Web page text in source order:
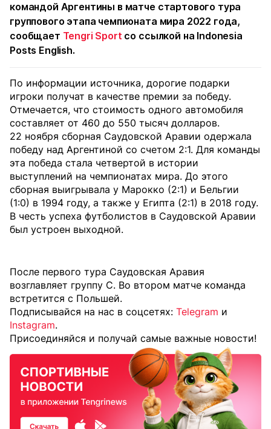
командой Аргентины в матче стартового тура
группового этапа чемпионата мира 2022 года,
сообщает Tengri Sport со ссылкой на Indonesia
Posts English.
По информации источника, дорогие подарки
игроки получат в качестве премии за победу.
Отмечается, что стоимость одного автомобиля
составляет от 460 до 550 тысяч долларов.
22 ноября сборная Саудовской Аравии одержала
победу над Аргентиной со счетом 2:1. Для команды
эта победа стала четвертой в истории
выступлений на чемпионатах мира. До этого
сборная выигрывала у Марокко (2:1) и Бельгии
(1:0) в 1994 году, а также у Египта (2:1) в 2018 году.
В честь успеха футболистов в Саудовской Аравии
был устроен выходной.
После первого тура Саудовская Аравия
возглавляет группу С. Во втором матче команда
встретится с Польшей.
Подписывайся на нас в соцсетях: Telegram и
Instagram.
Присоединяйся и получай самые важные новости!